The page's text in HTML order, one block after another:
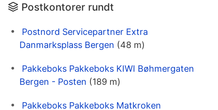
Postkontorer rundt
Postnord Servicepartner Extra
Danmarksplass Bergen (48 m)
Pakkeboks Pakkeboks KIWI Bøhmergaten
Bergen - Posten (189 m)
Pakkeboks Pakkeboks Matkroken